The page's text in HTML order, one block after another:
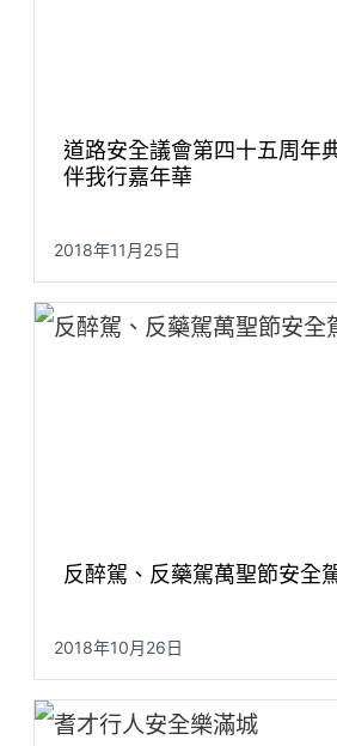
道路安全議會第四十五周年
伴我行嘉年華
2018年11月25日
反醉駕、反藥駕萬聖節安全
2018年10月26日